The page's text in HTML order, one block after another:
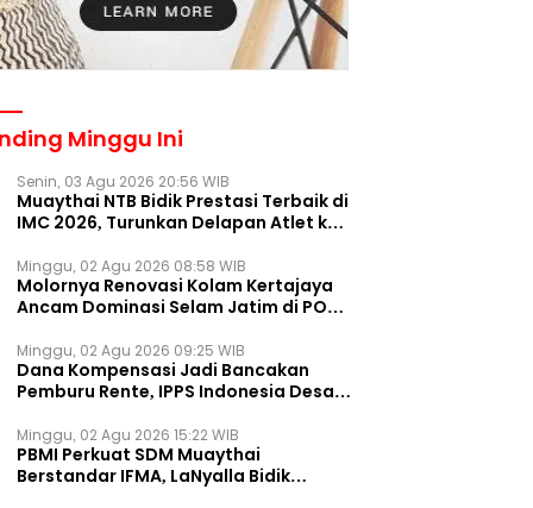
Minggu Ini
Senin, 03 Agu 2026 20:56 WIB
Muaythai NTB Bidik Prestasi Terbaik di
IMC 2026, Turunkan Delapan Atlet ke
Minggu, 02 Agu 2026 08:58 WIB
Molornya Renovasi Kolam Kertajaya
Ancam Dominasi Selam Jatim di PON
Minggu, 02 Agu 2026 09:25 WIB
Dana Kompensasi Jadi Bancakan
Pemburu Rente, IPPS Indonesia Desak
Permanen
Minggu, 02 Agu 2026 15:22 WIB
PBMI Perkuat SDM Muaythai
Berstandar IFMA, LaNyalla Bidik